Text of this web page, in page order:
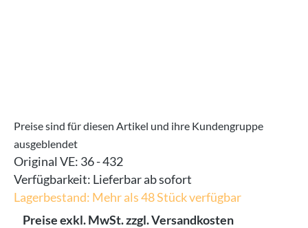
Preise sind für diesen Artikel und ihre Kundengruppe
ausgeblendet
Original VE: 36 - 432
Verfügbarkeit: Lieferbar ab sofort
Lagerbestand: Mehr als 48 Stück verfügbar
Preise exkl. MwSt. zzgl. Versandkosten